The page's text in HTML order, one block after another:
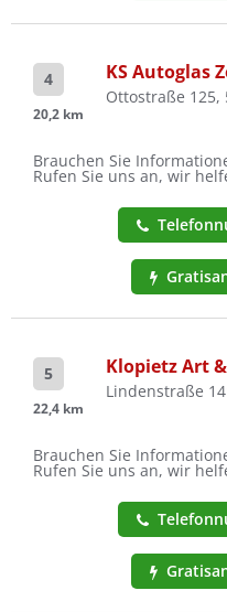
4
20,2 km
KS Autoglas
Ottostraße 125,
Brauchen Sie
Rufen Sie uns an, wir
5
22,4 km
Klopietz Art
Lindenstraße
Brauchen Sie
Rufen Sie uns an, wir